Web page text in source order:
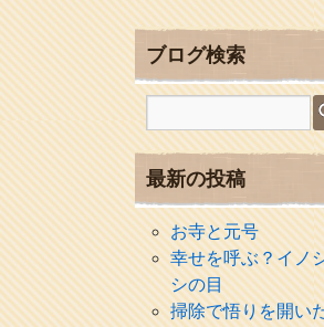
ブログ検索
最新の投稿
お寺と元号
幸せを呼ぶ？イノ
シの目
掃除で悟りを開い